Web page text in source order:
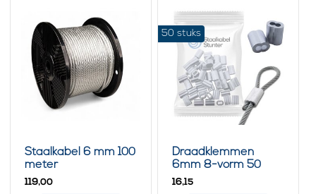
Staalkabel 6 mm 100
meter
119,00
Draadklemmen
6mm 8-vorm 50
stuks
16,15
50 stuks